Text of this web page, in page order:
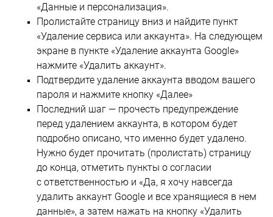
«Данные и персонализация».
Пролистайте страницу вниз и найдите пункт
«Удаление сервиса или аккаунта». На следующем
экране в пункте «Удаление аккаунта Google»
нажмите «Удалить аккаунт».
Подтвердите удаление аккаунта вводом вашего
пароля и нажмите кнопку «Далее»
Последний шаг — прочесть предупреждение
перед удалением аккаунта, в котором будет
подробно описано, что именно будет удалено.
Нужно будет прочитать (пролистать) страницу
до конца, отметить пункты о согласии
с ответственностью и «Да, я хочу навсегда
удалить аккаунт Google и все хранящиеся в нем
данные», а затем нажать на кнопку «Удалить